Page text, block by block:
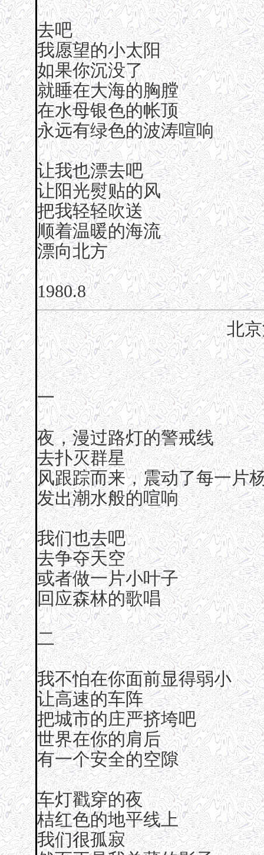
去吧
我愿望的小太阳
如果你沉没了
就睡在大海的胸膛
在水母银色的帐顶
永远有绿色的波涛喧响
让我也漂去吧
让阳光熨贴的风
把我轻轻吹送
顺着温暖的海流
漂向北方
1980.8
北
一
夜，漫过路灯的警戒线
去扑灭群星
风跟踪而来，震动了每一片
发出潮水般的喧响
我们也去吧
去争夺天空
或者做一片小叶子
回应森林的歌唱
二
我不怕在你面前显得弱小
让高速的车阵
把城市的庄严挤垮吧
世界在你的肩后
有一个安全的空隙
车灯戳穿的夜
桔红色的地平线上
我们很孤寂